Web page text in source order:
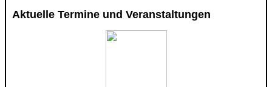
Aktuelle Termine und Veranstaltungen